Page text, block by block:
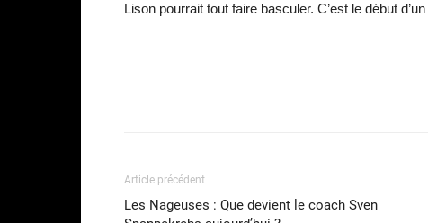
Lison pourrait tout faire basculer. C’est le début
Article précédent
Les Nageuses : Que devient le coach Sven